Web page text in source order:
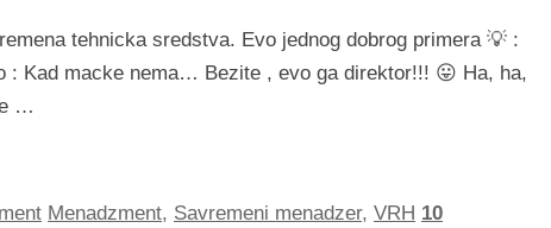
tehnicka sredstva. Evo jednog dobrog primera 💡 :
: Kad macke nema… Bezite , evo ga direktor!!! 😛 Ha, ha,
…
Menadzment, Savremeni menadzer, VRH 10